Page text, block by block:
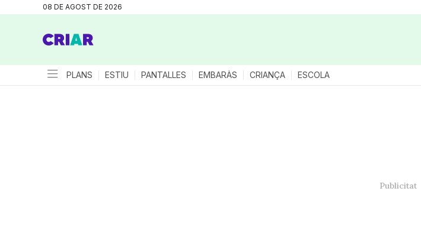
08 DE AGOST DE 2026
PLANS ESTIU PANTALLES EMBARÀS CRIANÇA ESCOLA